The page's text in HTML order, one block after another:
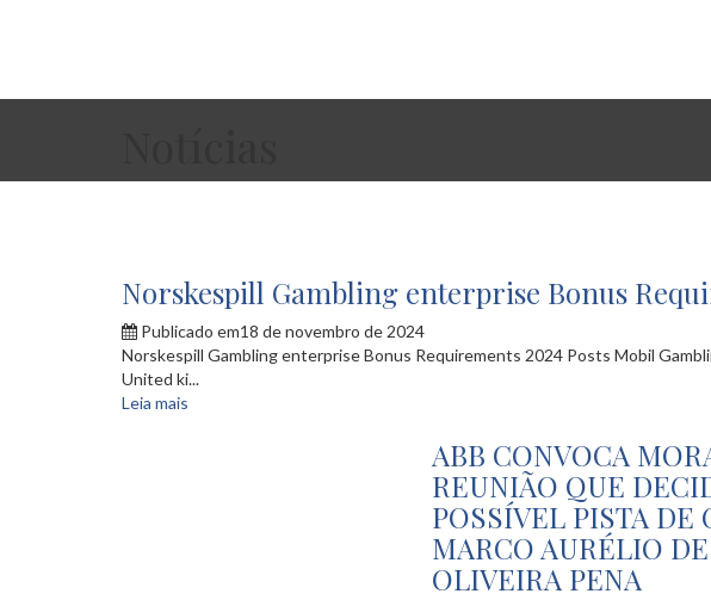
Norskespill Gambling enterprise Bonus
Publicado em18 de novembro de 2024
Norskespill Gambling enterprise Bonus Requirements 2024 Posts Mobil
United ki...
Leia mais
ABB CONVOCA
REUNIÃO QUE
POSSÍVEL PISTA DE
MARCO AURÉLIO
OLIVEIRA PENA